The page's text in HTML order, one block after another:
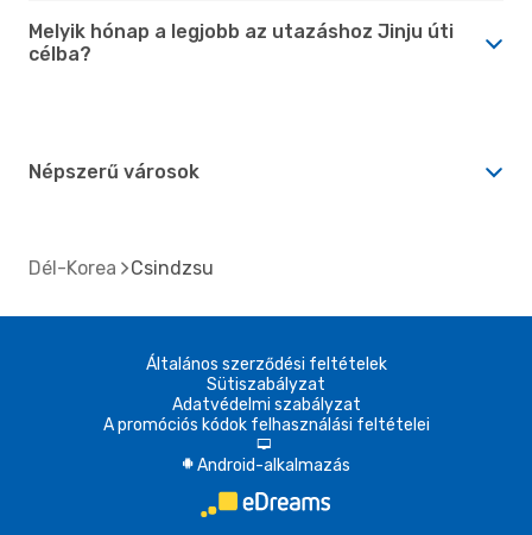
Melyik hónap a legjobb az utazáshoz Jinju úti
célba?
Népszerű városok
Dél-Korea Csindzsu
Általános szerződési feltételek
Sütiszabályzat
Adatvédelmi szabályzat
A promóciós kódok felhasználási feltételei
d
A Android-alkalmazás